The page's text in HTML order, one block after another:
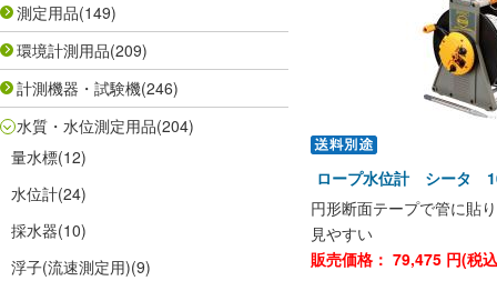
測定用品(149)
環境計測用品(209)
計測機器・試験機(246)
水質・水位測定用品(204)
量水標(12)
水位計(24)
採水器(10)
浮子(流速測定用)(9)
ロープ水位計 シータ
円形断面テープで管に貼
見やすい
販売価格： 79,475 円(税